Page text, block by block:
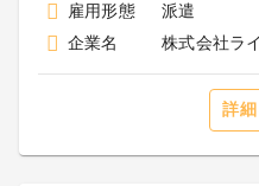
雇用形態
派遣
企業名
株式会社ラ
詳